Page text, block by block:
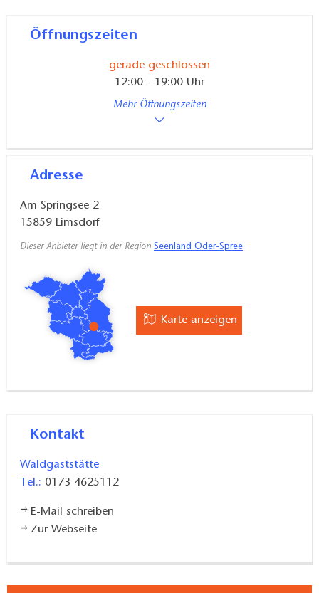
Öffnungszeiten
gerade geschlossen
12:00 - 19:00 Uhr
Mehr Öffnungszeiten
Adresse
Am Springsee 2
15859 Limsdorf
Dieser Anbieter liegt in der Region Seenland Oder-Spree
Karte anzeigen
Kontakt
Waldgaststätte
Tel.: 0173 4625112
E-Mail schreiben
Zur Webseite